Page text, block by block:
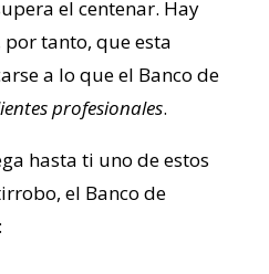
el centenar. Hay
tanto, que esta
a lo que el Banco de
profesionales.
hasta ti uno de estos
el Banco de